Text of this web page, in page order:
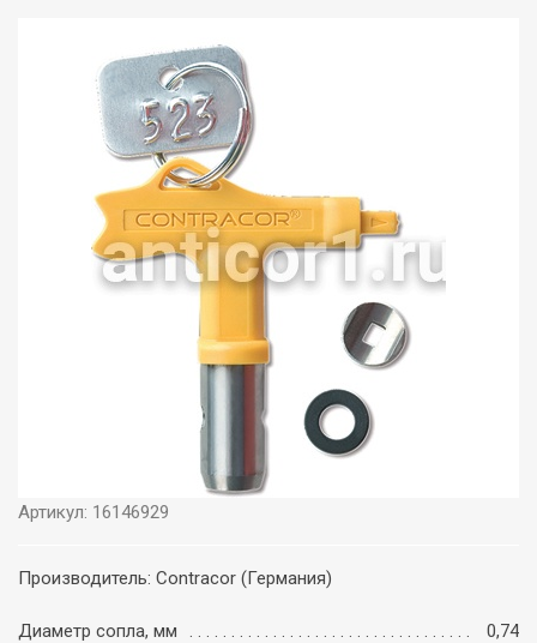
Артикул: 16146929
Производитель: Contracor (Германия)
Диаметр сопла, мм
0,74